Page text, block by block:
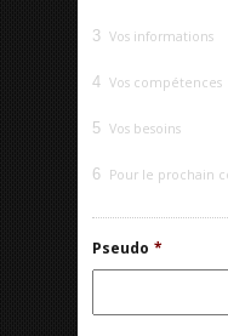
3 Vos informations
4 Vos compétences
5 Vos besoins
6 Pour le prochain
Pseudo *